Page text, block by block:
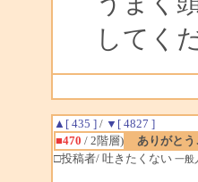
してく
▲[ 435 ]/ ▼[ 4827 ]
■470 / 2階層)
ありがとう
□投稿者/ 吐きたくない 一般